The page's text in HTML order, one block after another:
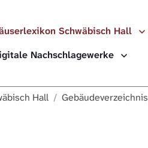
Schwäbisch Hall
Nachschlagewerke
Hall Gebäudeverzeichnis